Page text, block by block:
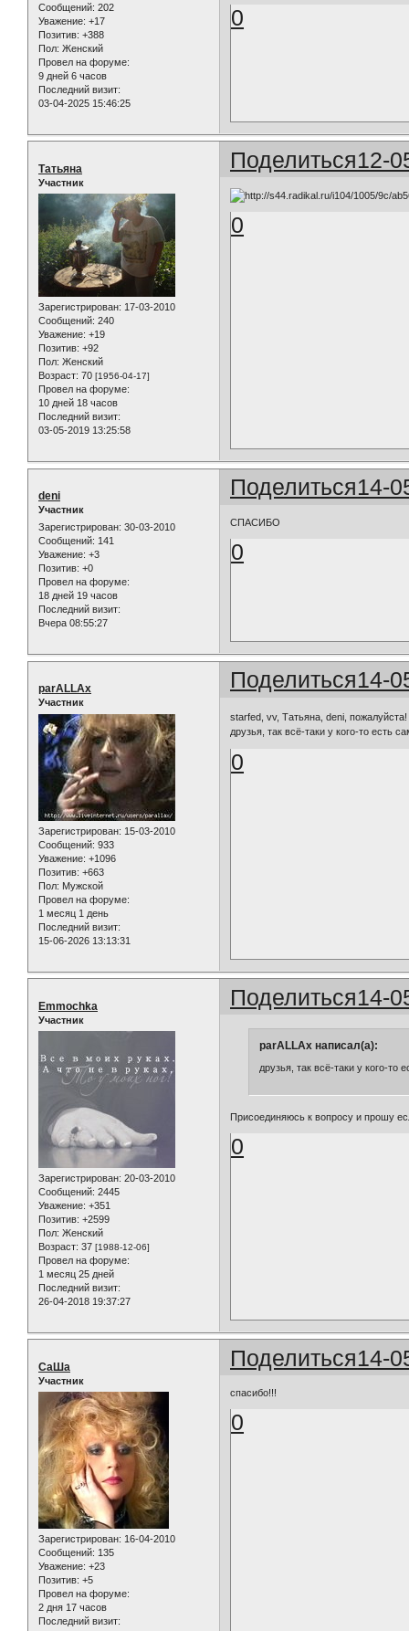
Сообщений: 202
Уважение: +17
Позитив: +388
Пол: Женский
Провел на форуме:
9 дней 6 часов
Последний визит:
03-04-2025 15:46:25
0
Поделиться12-
Татьяна
Участник
Зарегистрирован: 17-03-2010
Сообщений: 240
Уважение: +19
Позитив: +92
Пол: Женский
Возраст: 70 [1956-04-17]
Провел на форуме:
10 дней 18 часов
Последний визит:
03-05-2019 13:25:58
0
Поделиться14-
deni
Участник
Зарегистрирован: 30-03-2010
Сообщений: 141
Уважение: +3
Позитив: +0
Провел на форуме:
18 дней 19 часов
Последний визит:
Вчера 08:55:27
СПАСИБО
0
Поделиться14-
parALLAx
Участник
Зарегистрирован: 15-03-2010
Сообщений: 933
Уважение: +1096
Позитив: +663
Пол: Мужской
Провел на форуме:
1 месяц 1 день
Последний визит:
15-06-2026 13:13:31
starfed, vv, Татьяна, deni,
друзья, так всё-таки у кого-то есть
0
Поделиться14-
Emmochka
Участник
Зарегистрирован: 20-03-2010
Сообщений: 2445
Уважение: +351
Позитив: +2599
Пол: Женский
Возраст: 37 [1988-12-06]
Провел на форуме:
1 месяц 25 дней
Последний визит:
26-04-2018 19:37:27
parALLAx написал(а):
друзья, так всё-таки у кого-то
Присоединяюсь к вопросу и прошу
0
Поделиться14-
СаШа
Участник
Зарегистрирован: 16-04-2010
Сообщений: 135
Уважение: +23
Позитив: +5
Провел на форуме:
2 дня 17 часов
Последний визит:
спасибо!!!
0